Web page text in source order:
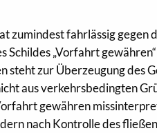
fahrlässig gegen
„Vorfahrt
steht zur Überzeugung des
aus verkehrsbedingten
gewähren
nach Kontrolle des